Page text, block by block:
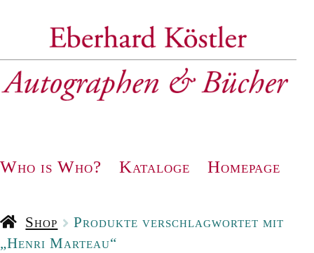
Navigation
Who is Who? Kataloge Homepage
Shop
Produkte verschlagwortet mit
„Henri Marteau“